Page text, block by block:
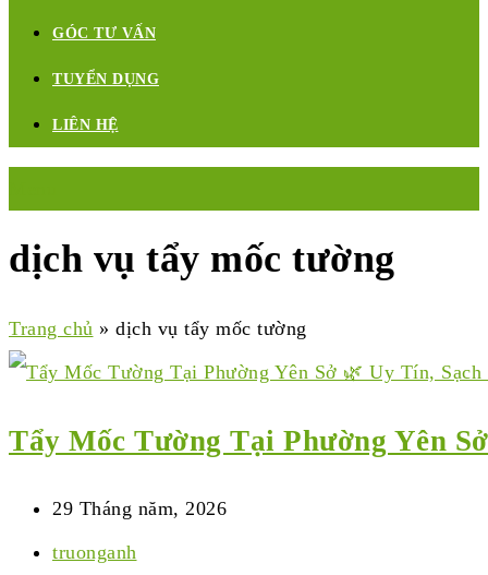
GÓC TƯ VẤN
TUYỂN DỤNG
LIÊN HỆ
dịch vụ tẩy mốc tường
Trang chủ » dịch vụ tẩy mốc tường
Tẩy Mốc Tường Tại Phường Yên
29 Tháng năm, 2026
truonganh